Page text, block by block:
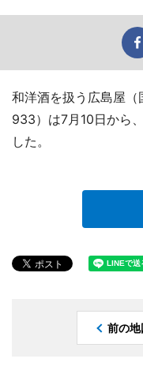
和洋酒を扱う広島屋
933）は7月10日から
した。
前の地